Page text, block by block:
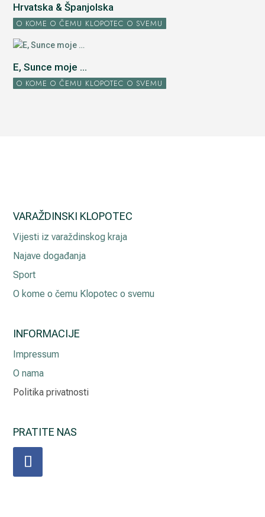
Hrvatska & Španjolska
O KOME O ČEMU KLOPOTEC O SVEMU
E, Sunce moje ...
O KOME O ČEMU KLOPOTEC O SVEMU
VARAŽDINSKI KLOPOTEC
Vijesti iz varaždinskog kraja
Najave događanja
Sport
O kome o čemu Klopotec o svemu
INFORMACIJE
Impressum
O nama
Politika privatnosti
PRATITE NAS